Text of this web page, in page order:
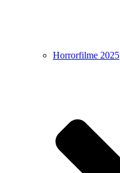
Horrorfilme 2025